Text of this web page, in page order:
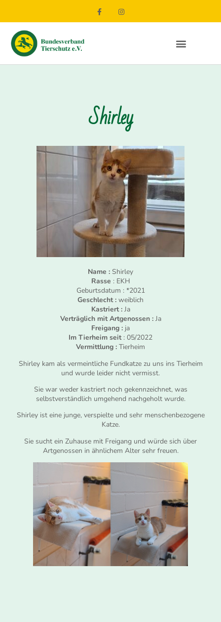
Shirley
Name : Shirley
Rasse : EKH
Geburtsdatum : *2021
Geschlecht : weiblich
Kastriert : Ja
Verträglich mit Artgenossen : Ja
Freigang : ja
Im Tierheim seit: 05/2022
Vermittlung : Tierheim
Shirley kam als vermeintliche Fundkatze zu uns ins Tierheim
und wurde leider nicht vermisst.
Sie war weder kastriert noch gekennzeichnet, was
selbstverständlich umgehend nachgeholt wurde.
Shirley ist eine junge, verspielte und sehr menschenbezogene
Katze.
Sie sucht ein Zuhause mit Freigang und würde sich über
Artgenossen in ähnlichem Alter sehr freuen.